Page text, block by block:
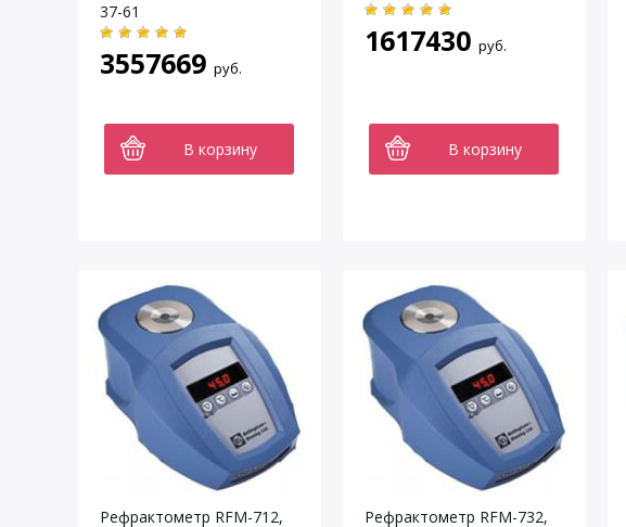
37-61
3557669 руб.
В корзину
1617430 руб.
В корзину
Рефрактометр RFM-712,
Рефрактометр RFM-732,